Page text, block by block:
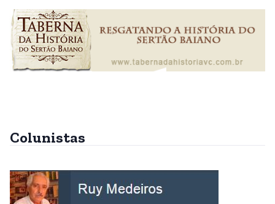
Colunistas